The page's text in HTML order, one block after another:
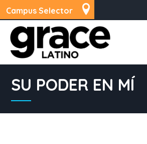
Campus Selector
SU PODER EN MÍ